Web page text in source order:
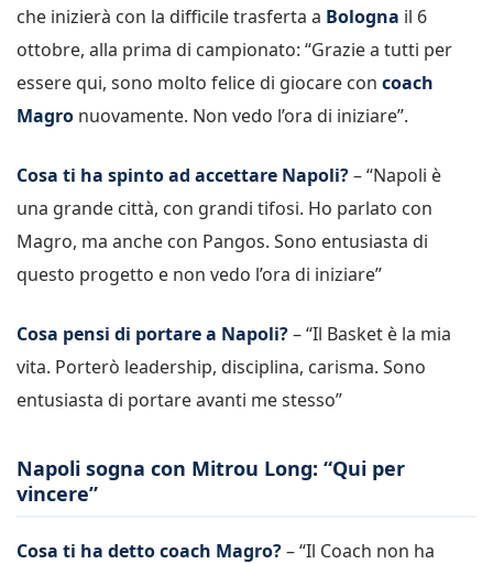
che inizierà con la difficile trasferta a Bologna il 6
ottobre, alla prima di campionato: “Grazie a tutti per
essere qui, sono molto felice di giocare con coach
Magro nuovamente. Non vedo l’ora di iniziare”.
Cosa ti ha spinto ad accettare Napoli?– “Napoli è
una grande città, con grandi tifosi. Ho parlato con
Magro, ma anche con Pangos. Sono entusiasta di
questo progetto e non vedo l’ora di iniziare”
Cosa pensi di portare a Napoli?– “Il Basket è la mia
vita. Porterò leadership, disciplina, carisma. Sono
entusiasta di portare avanti me stesso”
Napoli sogna con Mitrou Long: “Qui per
vincere”
Cosa ti ha detto coach Magro?– “Il Coach non ha